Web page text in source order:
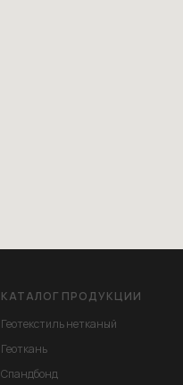
КАТАЛОГ ПРОДУКЦИИ
Геотекстиль нетканый
Геоткань
Спандбонд